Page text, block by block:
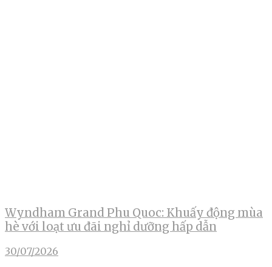
Wyndham Grand Phu Quoc: Khuấy động mùa
hè với loạt ưu đãi nghỉ dưỡng hấp dẫn
30/07/2026